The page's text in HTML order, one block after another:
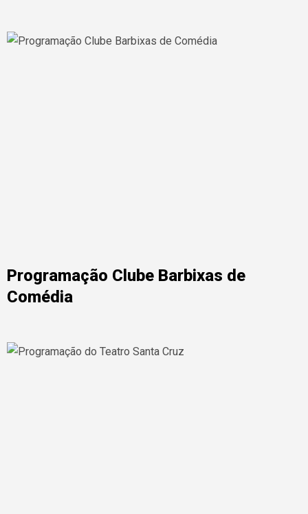
Programação Clube Barbixas de
Comédia